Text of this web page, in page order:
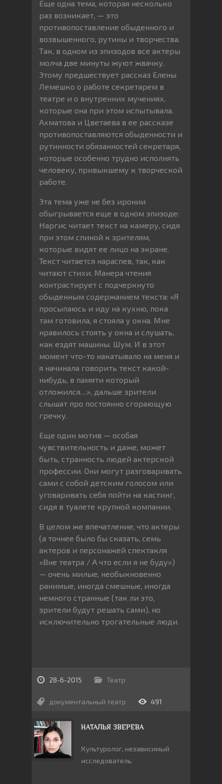
Еще одна тема, которая несколько
раз возникает, — это
противопоставление обыденного и
возвышенного, рутины и творчества.
Так, в одном из эпизодов все актеры
молча две минуты жуют жвачку.
Этому предшествует рассказ Елены
Лемешко о работе секретарем в
театре и о внутренних мучениях,
которые она при этом испытывала.
Ахматова и Цветаева в ее рассказе
противопоставляются обыденности и
рутинности обязанностей секретаря,
которые особенно трудно исполнять
человеку, привыкшему к творческой
работе.
Эта тема уже не без иронии
обыгрывается еще в одном эпизоде:
Наргис читает текст на камеру, сидя
при этом спиной к зрителям,
которые видят ее лицо на экране.
Текст читается нараспев, так, как
читают стихи. Манера чтения
контрастирует с подчеркнуто
обыденным содержанием текста: «Я
просыпаюсь и иду на кухню, пока
там готовила, я стояла у окна. Мне
нравилось стоять у окна и слушать,
как ездят машины. Шум. И в этот
момент что-то накатывало на меня и
я начинала говорить текст какой-
нибудь, в памяти который
отложился…», дальше зрители
слышат про постоянно сгорающую
гречку.
Еще один мотив — особая
чувствительность и даже, может
быть, странность людей актерской
профессии. Они могут разговаривать
сами с собой детским голосом или
уговаривать себя пойти на кастинг,
сидя в туалете крупной компании.
В целом же впечатление, что актеры
(а точнее было бы сказать, семь
актеров и персонажей спектакля
«Вне театра / А что если я не буду»)
— очень милые, необыкновенно
ранимые, иногда смешные, иногда
немного странные (так ли это,
зрители будут решать сами), но
исключительно трогательные люди.
28-6-2015 Театр
документальный театр 491
НАТАЛЬЯ ЗВЕРЕВА
Культуролог, независимый
исследователь.